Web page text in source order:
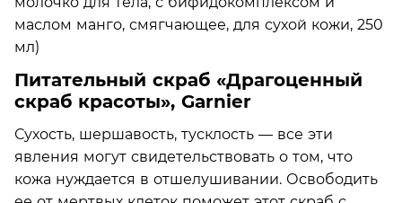
Питательный скраб «Драгоценный
скраб красоты», Garnier
Сухость, шершавость, тусклость — все эти
явления могут свидетельствовать о том, что
кожа нуждается в отшелушивании. Освободить